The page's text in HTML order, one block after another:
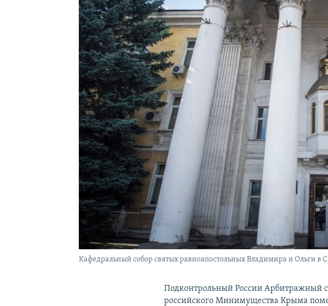
КРЫМ.НЕПОКОРЕННЫЙ
УКРАИНСКАЯ ПРОБЛЕМА КРЫМА
Кафедральный собор святых равноапостольных Владимира и Ольги в
Подконтрольный России Арбитражный
российского Минимущества Крыма